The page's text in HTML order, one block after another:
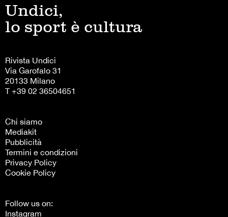
Undici,
lo sport è cultura
Rivista Undici
Via Garofalo 31
20133 Milano
T +39 02 36504651
Chi siamo
Mediakit
Pubblicità
Termini e condizioni
Privacy Policy
Cookie Policy
Follow us on:
Instagram